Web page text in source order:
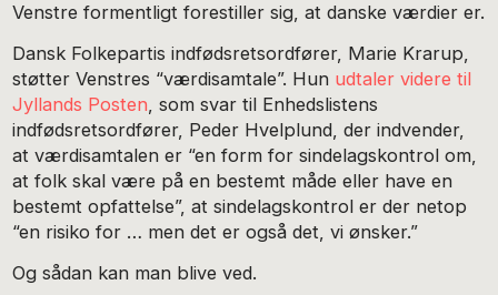
Venstre formentligt forestiller sig, at danske værdier er.
Dansk Folkepartis indfødsretsordfører, Marie Krarup,
støtter Venstres “værdisamtale”. Hun udtaler videre til
Jyllands Posten, som svar til Enhedslistens
indfødsretsordfører, Peder Hvelplund, der indvender,
at værdisamtalen er “en form for sindelagskontrol om,
at folk skal være på en bestemt måde eller have en
bestemt opfattelse”, at sindelagskontrol er der netop
“en risiko for … men det er også det, vi ønsker.”
Og sådan kan man blive ved.